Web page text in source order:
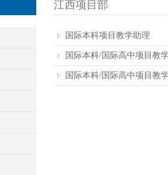
江西项目部
ꁇ 国际本科项目教学助理
ꁇ 国际本科/国际高中项目教
ꁇ 国际本科/国际高中项目教